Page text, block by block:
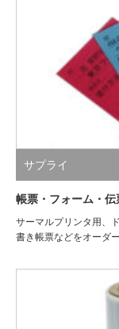
サプライ
帳票・フォーム・伝
サーマルプリンタ用、
書き帳票などをオーダ